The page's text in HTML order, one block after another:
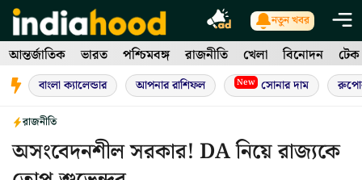
Skip
to
content
নতুন খবর
আন্তর্জাতিক ভারত পশ্চিমবঙ্গ রাজনীতি খেলা বিনোদন টেক
বাংলা ক্যালেন্ডার আপনার রাশিফল New সোনার দাম
রাজনীতি
অসংবেদনশীল সরকার! DA নিয়ে রাজ্যকে